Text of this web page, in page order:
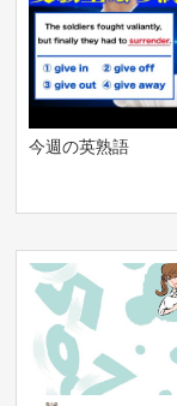
今週の英熟語